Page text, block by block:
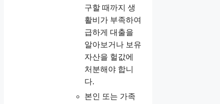
구할 때까지 생
활비가 부족하여
급하게 대출을
알아보거나 보유
자산을 헐값에
처분해야 합니
다.
본인 또는 가족